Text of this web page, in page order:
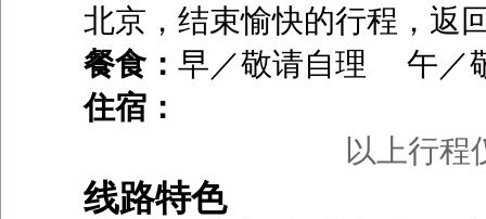
北京，结束愉快的行程，返
餐食： 早／敬请自理 午
住宿：
以上行程
线路特色